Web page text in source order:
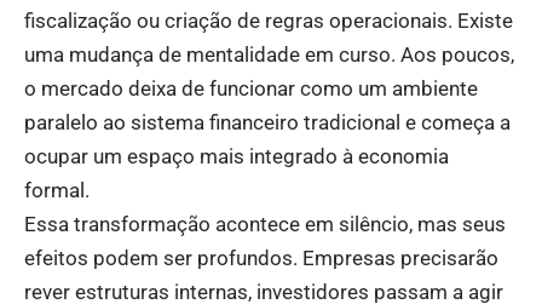
fiscalização ou criação de regras operacionais. Existe
uma mudança de mentalidade em curso. Aos poucos,
o mercado deixa de funcionar como um ambiente
paralelo ao sistema financeiro tradicional e começa a
ocupar um espaço mais integrado à economia
formal.
Essa transformação acontece em silêncio, mas seus
efeitos podem ser profundos. Empresas precisarão
rever estruturas internas, investidores passam a agir